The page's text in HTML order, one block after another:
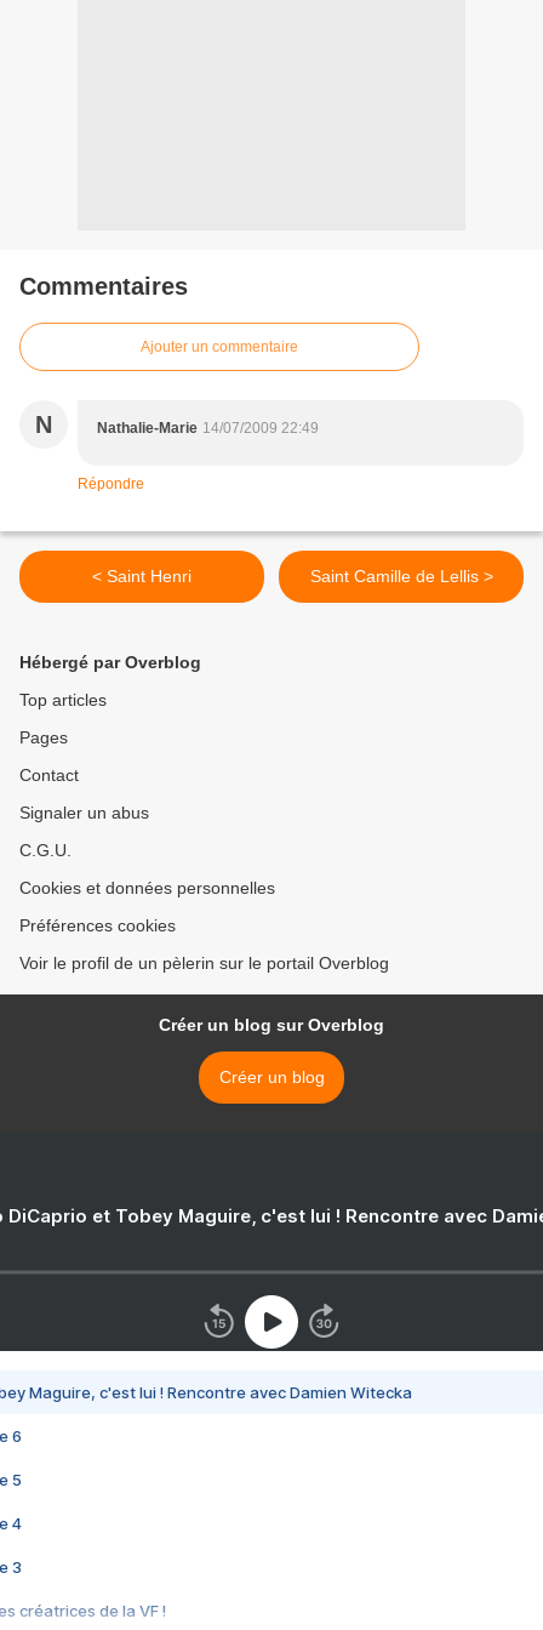
Commentaires
Ajouter un commentaire
N Nathalie-Marie 14/07/2009 22:49
Répondre
< Saint Henri Saint Camille de Lellis >
Hébergé par Overblog
Top articles
Pages
Contact
Signaler un abus
C.G.U.
Cookies et données personnelles
Préférences cookies
Voir le profil de un pèlerin sur le portail Overblog
Créer un blog sur Overblog
Créer un blog
DiCaprio et Tobey Maguire, c'est lui ! Rencontre avec
Maguire, c'est lui ! Rencontre avec Damien Witecka
6
5
4
3
créatrices de la VF !